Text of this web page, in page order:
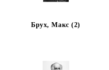
Брух, Макс (2)